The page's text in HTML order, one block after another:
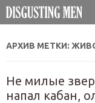
АРХИВ МЕТКИ:
Не милые
напал кабан,